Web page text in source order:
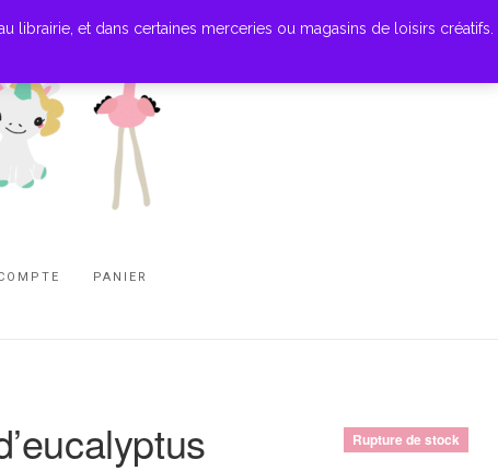
PANIER
Rupture de stock
et dans certaines merceries ou magasins de loisirs créatifs.